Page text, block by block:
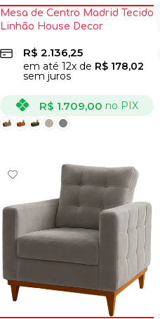
Mesa de Centro Madrid Tecido
Linhão House Decor
R$ 2.136,25
em até 12x de R$ 178,02
sem juros
R$ 1.709,00 no PIX